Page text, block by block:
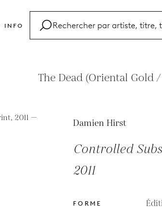
INFO
The Dead (Oriental Gold
Damien Hirst
Controlled
2011
FORME